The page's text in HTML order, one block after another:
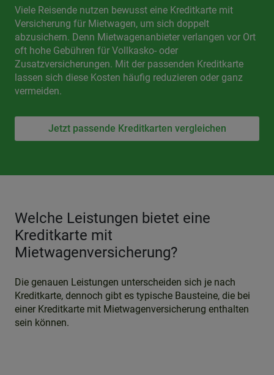
Viele Reisende nutzen bewusst eine Kreditkarte mit
Versicherung für Mietwagen, um sich doppelt
abzusichern. Denn Mietwagenanbieter verlangen vor Ort
oft hohe Gebühren für Vollkasko- oder
Zusatzversicherungen. Mit der passenden Kreditkarte
lassen sich diese Kosten häufig reduzieren oder ganz
vermeiden.
Jetzt passende Kreditkarten vergleichen
Welche Leistungen bietet eine
Kreditkarte mit
Mietwagenversicherung?
Die genauen Leistungen unterscheiden sich je nach
Kreditkarte, dennoch gibt es typische Bausteine, die bei
einer Kreditkarte mit Mietwagenversicherung enthalten
sein können.